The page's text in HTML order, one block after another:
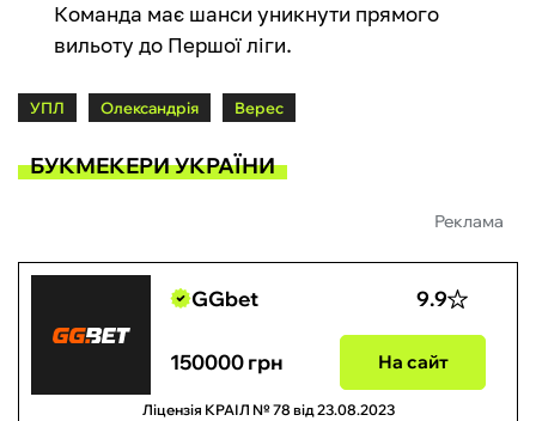
Команда має шанси уникнути прямого
вильоту до Першої ліги.
УПЛ Олександрія Верес
БУКМЕКЕРИ УКРАЇНИ
Реклама
GGbet 9.9
150000 грн На сайт
Ліцензія КРАІЛ № 78 від 23.08.2023